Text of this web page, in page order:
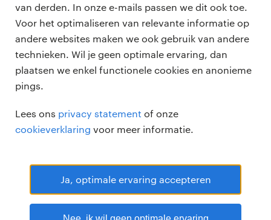
van derden. In onze e-mails passen we dit ook toe.
Voor het optimaliseren van relevante informatie op
andere websites maken we ook gebruik van andere
technieken. Wil je geen optimale ervaring, dan
plaatsen we enkel functionele cookies en anonieme
pings.
Lees ons privacy statement of onze
cookieverklaring voor meer informatie.
Ja, optimale ervaring accepteren
vacatures
zzp-opdrachten
careers for expats
voor opdrachtgevers
vacature plaatsen
over ons
werken bij Randstad
onze kantoren